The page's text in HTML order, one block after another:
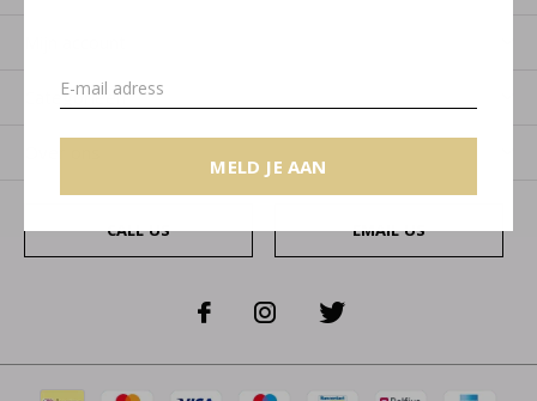
MELD JE AAN
Categorieën
CALL US EMAIL US